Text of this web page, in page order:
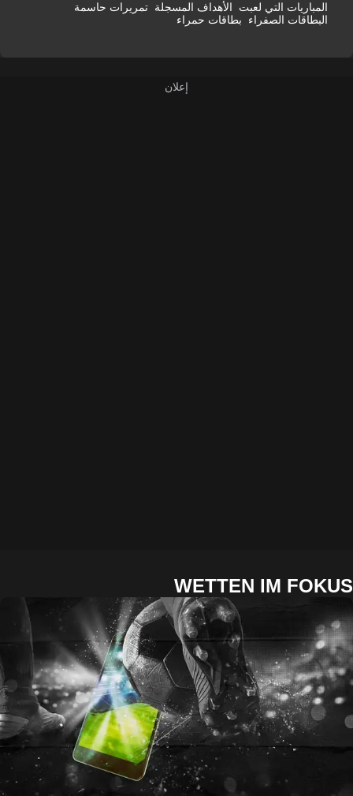
المباريات التي لعبت الأهداف المسجلة تمريرات حاسمة
البطاقات الصفراء بطاقات حمراء
WETTEN IM